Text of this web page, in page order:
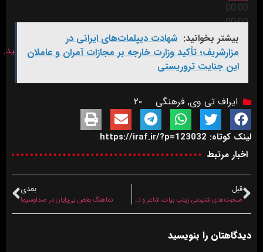
00:00
00:00
برای افزایش یا کاهش صدا از کلیدهای بالا و پایین استفاده کنید.
بیشتر بخوانید: شهادت‌ دیپلمات‌های ایرانی در
مزارشریف؛ تأکید وزارت خارجه بر مجازات آمران و عاملان
این جنایت تروریستی
ایراف تی وی, فرهنگی ۲۰
لینک کوتاه: https://iraf.ir/?p=123032
اخبار مرتبط
قبل
صحبت‌های شنیدنی زینب بیات، شاعر و نویسنده افغانستانی
بعدی
نماهنگ بغض بی‌پایان در صداوسیما
دیدگاهتان را بنویسید